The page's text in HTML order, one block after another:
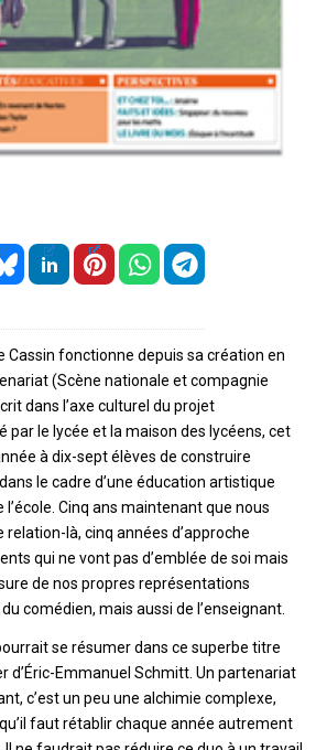
Cassin fonctionne depuis sa création en
(Scène nationale et compagnie
dans l’axe culturel du projet
par le lycée et la maison des lycéens, cet
à dix-sept élèves de construire
dans le cadre d’une éducation artistique
Cinq ans maintenant que nous
là, cinq années d’approche
qui ne vont pas d’emblée de soi mais
de nos propres représentations
comédien, mais aussi de l’enseignant.
se résumer dans ce superbe titre
d’Éric-Emmanuel Schmitt. Un partenariat
c’est un peu une alchimie complexe,
faut rétablir chaque année autrement